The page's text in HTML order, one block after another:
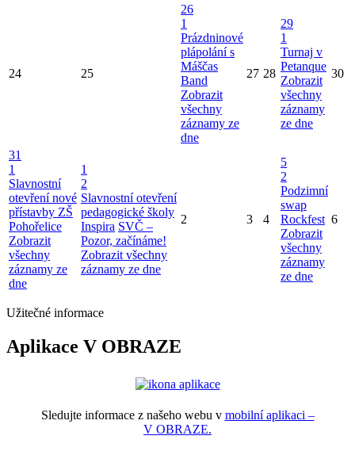
24 25
26
1
Prázdninové
plápolání s
Máščas
Band
Zobrazit
všechny
záznamy ze
dne
27 28
29
1
Turnaj v
Petanque
Zobrazit
všechny
záznamy
ze dne
30
31
1
Slavnostní
otevření nové
přístavby ZŠ
Pohořelice
Zobrazit
všechny
záznamy ze
dne
1
2
Slavnostní otevření
pedagogické školy
Inspira SVČ –
Pozor, začínáme!
Zobrazit všechny
záznamy ze dne
2 3 4
5
2
Podzimní
swap
Rockfest
Zobrazit
všechny
záznamy
ze dne
6
Užitečné informace
Aplikace V OBRAZE
Sledujte informace z našeho webu v mobilní aplikaci –
V OBRAZE.